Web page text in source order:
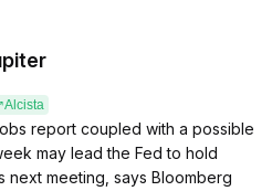
Alcista
report coupled with a possible
may lead the Fed to hold
next meeting, says Bloomberg